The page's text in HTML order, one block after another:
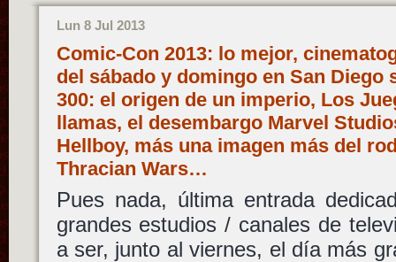
Lun 8 Jul 2013
Comic-Con 2013: lo mejor,
del sábado y domingo en San Diego
300: el origen de un imperio, Los
llamas, el desembargo Marvel
Hellboy, más una imagen más del
Thracian Wars…
Pues nada, última entrada
grandes estudios / canales de
a ser, junto al viernes, el día más